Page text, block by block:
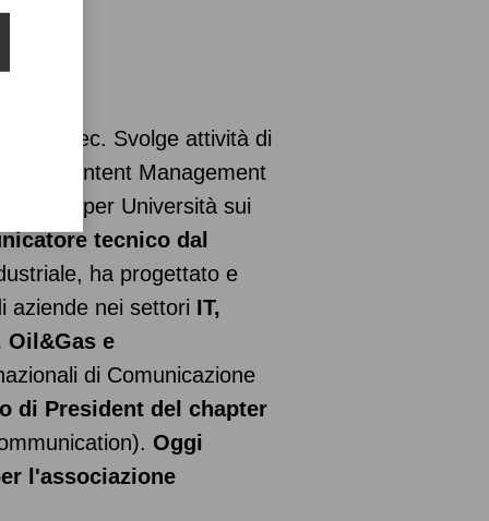
di Writec. Svolge attività di
Content Management
per Università sui
tecnico dal
ha progettato e
aziende nei settori IT,
Oil&Gas e
di Comunicazione
di President del chapter
Oggi
l'associazione